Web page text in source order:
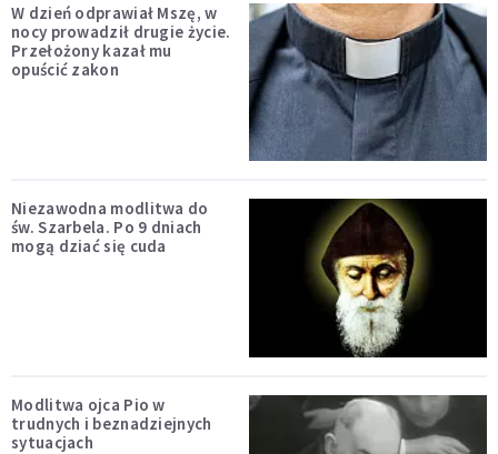
W dzień odprawiał Mszę, w
nocy prowadził drugie życie.
Przełożony kazał mu
opuścić zakon
Niezawodna modlitwa do
św. Szarbela. Po 9 dniach
mogą dziać się cuda
Modlitwa ojca Pio w
trudnych i beznadziejnych
sytuacjach